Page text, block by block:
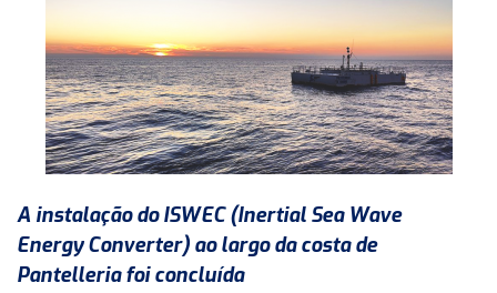
A instalação do ISWEC (Inertial Sea Wave
Energy Converter) ao largo da costa de
Pantelleria foi concluída